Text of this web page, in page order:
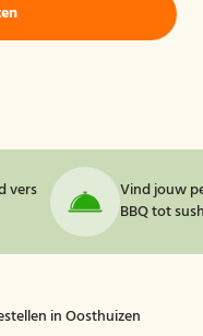
vers
Vind jouw
BBQ tot
in Oosthuizen